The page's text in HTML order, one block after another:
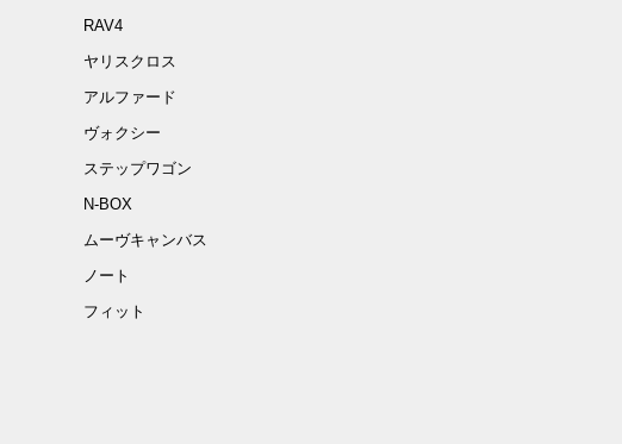
RAV4
ヤリスクロス
アルファード
ヴォクシー
ステップワゴン
N-BOX
ムーヴキャンバス
ノート
フィット